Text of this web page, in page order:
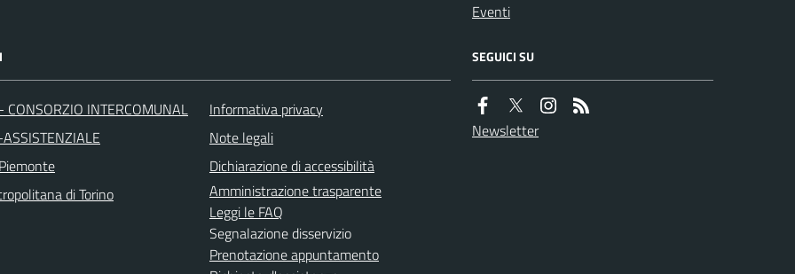
Eventi
CONSORZIO INTERCOMUNAL
di Torino
Informativa privacy
Note legali
Dichiarazione di accessibilità
Amministrazione trasparente
Leggi le FAQ
Segnalazione disservizio
Prenotazione appuntamento
SEGUICI SU
Newsletter